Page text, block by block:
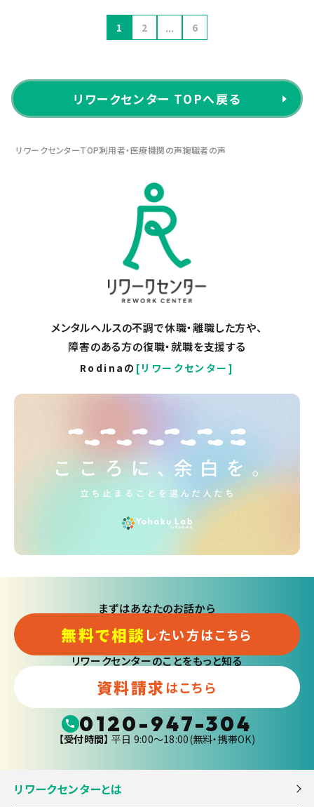
1 2 ... 6
リワークセンター TOPへ戻る
リワークセンターTOP利用者・医療機関の声復職者の声
メンタルヘルスの不調で休職・離職した方や、
障害のある方の復職・就職を支援する
Rodinaの [リワークセンター]
まずはあなたのお話から
無料で相談したい方はこちら
リワークセンターのことをもっと知る
資料請求はこちら
0120-947-304
【受付時間】 平日 9:00〜18:00(無料・携帯OK)
リワークセンターとは